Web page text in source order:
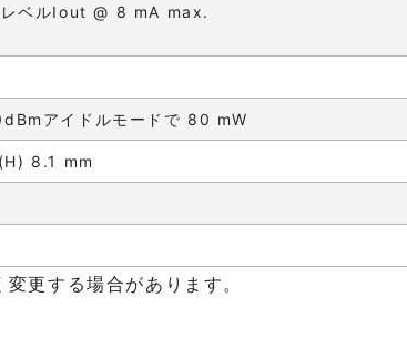
ベルIout @ 8 mA max.
アイドルモードで 80 mW
8.1 mm
更する場合があります。